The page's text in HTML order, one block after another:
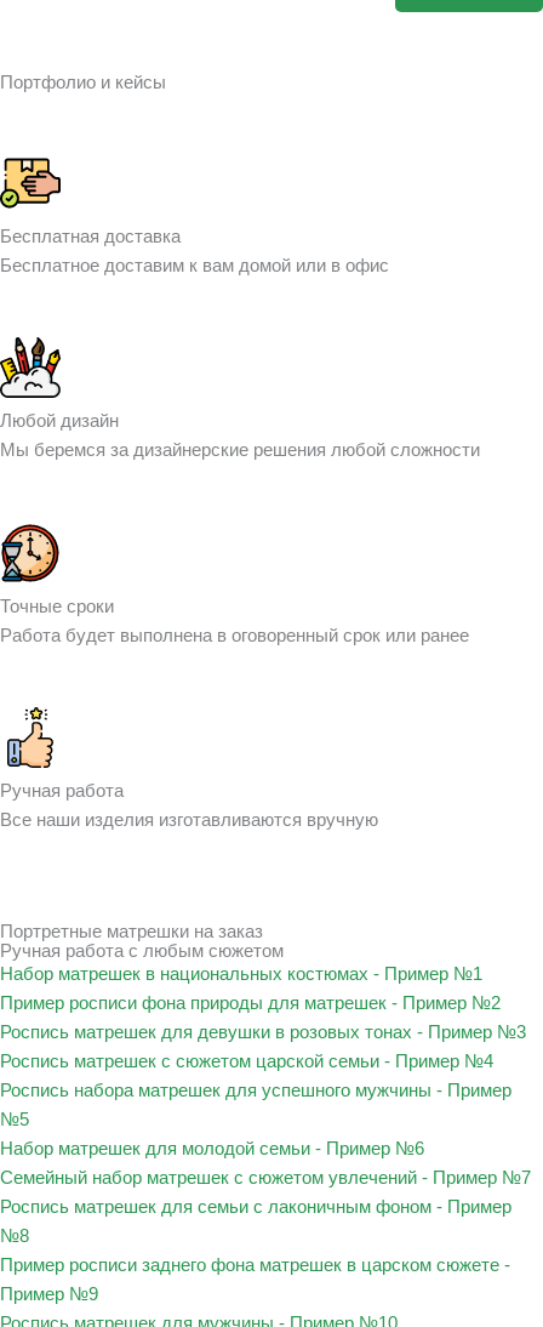
Портфолио и кейсы
Бесплатная доставка
Бесплатное доставим к вам домой или в офис
Любой дизайн
Мы беремся за дизайнерские решения любой сложности
Точные сроки
Работа будет выполнена в оговоренный срок или ранее
Ручная работа
Все наши изделия изготавливаются вручную
Портретные матрешки на заказ
Ручная работа с любым сюжетом
Набор матрешек в национальных костюмах - Пример №1
Пример росписи фона природы для матрешек - Пример №2
Роспись матрешек для девушки в розовых тонах - Пример №3
Роспись матрешек с сюжетом царской семьи - Пример №4
Роспись набора матрешек для успешного мужчины - Пример
№5
Набор матрешек для молодой семьи - Пример №6
Семейный набор матрешек с сюжетом увлечений - Пример №7
Роспись матрешек для семьи с лаконичным фоном - Пример
№8
Пример росписи заднего фона матрешек в царском сюжете -
Пример №9